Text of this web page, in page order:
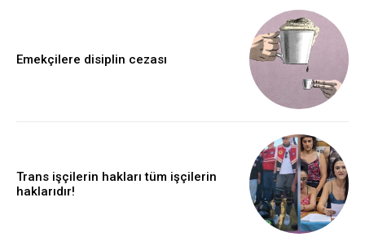
Emekçilere disiplin cezası
Trans işçilerin hakları tüm işçilerin
haklarıdır!